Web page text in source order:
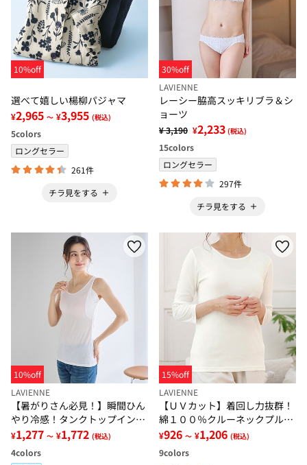
10%off
選べて嬉しい楊柳パジャマ
¥2,965 ～ ¥3,955 (税込)
5colors
ロングセラー
261件
チラ見をする
30%off
LAVIENNE
レーシー脇高スッキリブラ＆シ
ョーツ
¥ 3,190 ¥2,233 (税込)
15colors
ロングセラー
297件
チラ見をする
10%off
LAVIENNE
【暑がりさん必見！】瞬間ひん
やり冷感！タンクトップインナ
ー＜さらりラボ＞
¥1,277 ～ ¥1,772 (税込)
4colors
15%off
LAVIENNE
【ＵＶカット】着回し力抜群！
綿１００％クルーネックプルオ
ーバー（８分袖）＜カラフルコ
ットン＞
¥926 ～ ¥1,206 (税込)
9colors